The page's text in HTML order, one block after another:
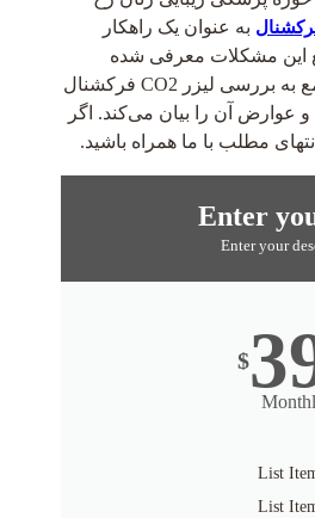
به عنوان یک راهکار
این مشکلات معرفی شده
است. این مقاله به طور جامع به بررسی لیزر CO2 فرکشنال
و عوارض آن را بیان می‌کند. اگر
مطلب با ما همراه باشید.
Enter
Enter your
$
List
List